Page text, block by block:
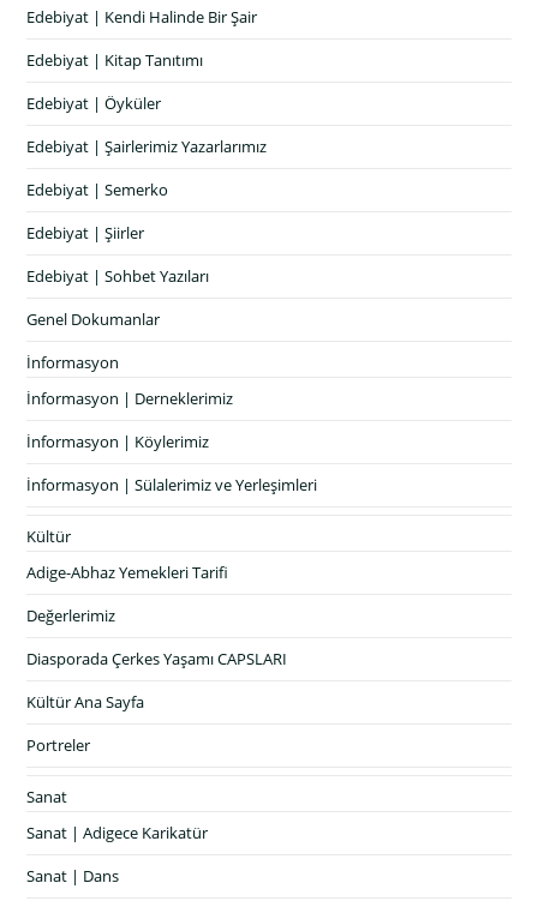
Edebiyat | Kendi Halinde Bir Şair
Edebiyat | Kitap Tanıtımı
Edebiyat | Öyküler
Edebiyat | Şairlerimiz Yazarlarımız
Edebiyat | Semerko
Edebiyat | Şiirler
Edebiyat | Sohbet Yazıları
Genel Dokumanlar
İnformasyon
İnformasyon | Derneklerimiz
İnformasyon | Köylerimiz
İnformasyon | Sülalerimiz ve Yerleşimleri
Kültür
Adige-Abhaz Yemekleri Tarifi
Değerlerimiz
Diasporada Çerkes Yaşamı CAPSLARI
Kültür Ana Sayfa
Portreler
Sanat
Sanat | Adigece Karikatür
Sanat | Dans